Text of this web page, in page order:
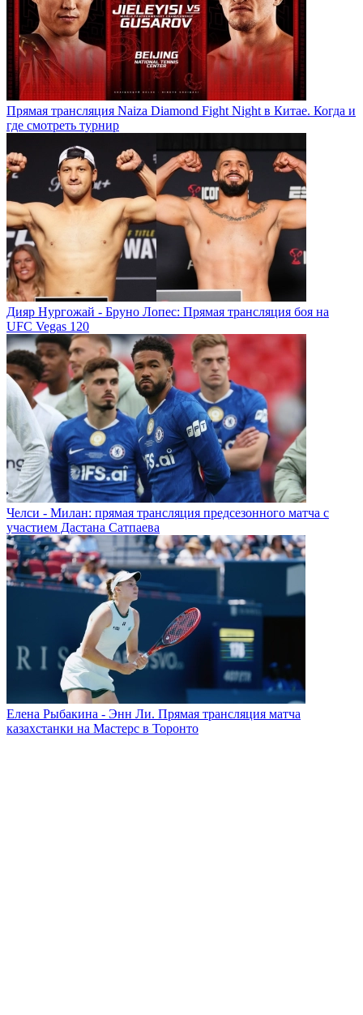
Прямая трансляция Naiza Diamond Fight Night в Китае. Когда и
где смотреть турнир
Дияр Нургожай - Бруно Лопес: Прямая трансляция боя на
UFC Vegas 120
Челси - Милан: прямая трансляция предсезонного матча с
участием Дастана Сатпаева
Елена Рыбакина - Энн Ли. Прямая трансляция матча
казахстанки на Мастерс в Торонто